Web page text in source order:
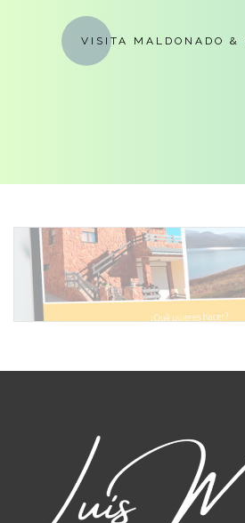
VISITA MALDONADO &